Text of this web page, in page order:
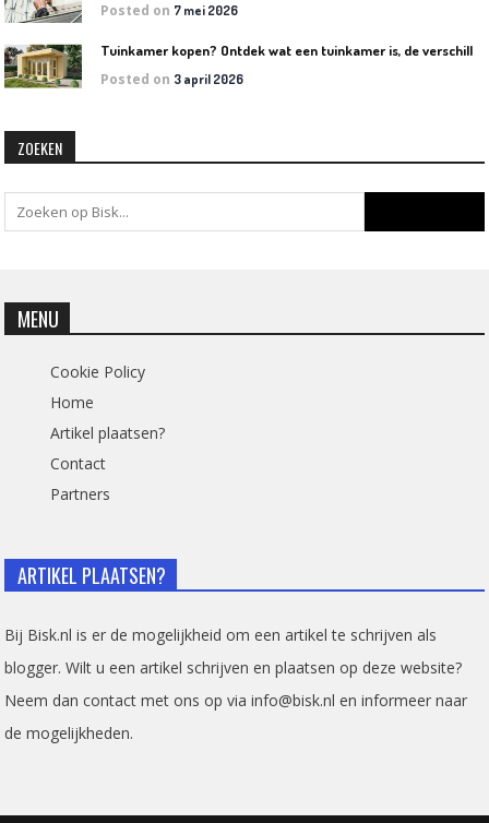
Posted on 7 mei 2026
Posted on 3 april 2026
ZOEKEN
MENU
Cookie Policy
Home
Artikel plaatsen?
Contact
Partners
ARTIKEL PLAATSEN?
Bij Bisk.nl is er de mogelijkheid om een artikel te schrijven als
blogger. Wilt u een artikel schrijven en plaatsen op deze website?
Neem dan contact met ons op via info@bisk.nl en informeer naar
de mogelijkheden.